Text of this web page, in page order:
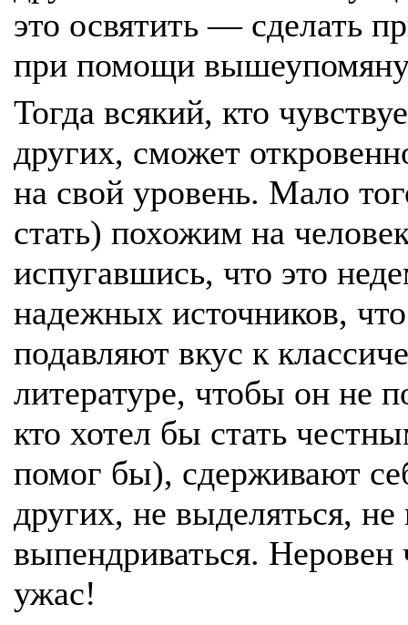
это освятить — сделать
при помощи
Тогда всякий, кто
других, сможет
на свой уровень. Мало
стать) похожим на
испугавшись, что это
надежных источников,
подавляют вкус к
литературе, чтобы он не
кто хотел бы стать
помог бы), сдерживают
других, не выделяться, не
выпендриваться.
ужас!